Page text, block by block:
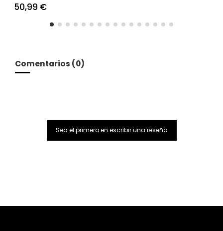
50,99 €
Comentarios (0)
Sea el primero en escribir una reseña